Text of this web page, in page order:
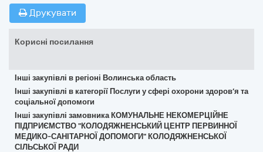
Друкувати
Корисні посилання
Інші закупівлі в регіоні Волинська область
Інші закупівлі в категорії Послуги у сфері охорони здоров’я та
соціальної допомоги
Інші закупівлі замовника КОМУНАЛЬНЕ НЕКОМЕРЦІЙНЕ
ПІДПРИЄМСТВО "КОЛОДЯЖНЕНСЬКИЙ ЦЕНТР ПЕРВИННОЇ
МЕДИКО-САНІТАРНОЇ ДОПОМОГИ" КОЛОДЯЖНЕНСЬКОЇ
СІЛЬСЬКОЇ РАДИ